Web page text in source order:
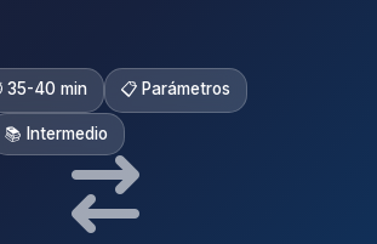
40 min 📋 Parámetros
📚 Intermedio